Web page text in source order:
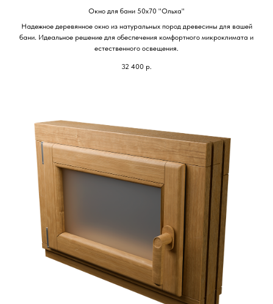
Окно для бани 50х70 "Ольха"
Надежное деревянное окно из натуральных пород древесины для вашей
бани. Идеальное решение для обеспечения комфортного микроклимата и
естественного освещения.
32 400 р.